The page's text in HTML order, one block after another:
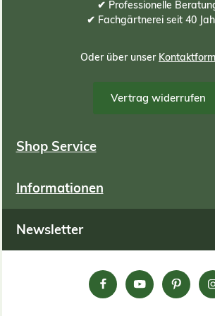
oder Tabelle zur Hilfe nehmen: Berechnungsformel:
(Meter Länge) x (Meter Breite) x
Berechnungsbeispiele: Begrünungsfläche in Meter
✔ Professionelle
✔ Fachgärtnerei seit 40
Oder über unser
Vertrag widerrufen
Shop Service
Informationen
Newsletter